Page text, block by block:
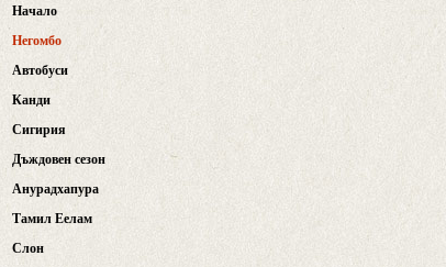
Начало
Негомбо
Автобуси
Канди
Сигирия
Дъждовен сезон
Анурадхапура
Тамил Еелам
Слон